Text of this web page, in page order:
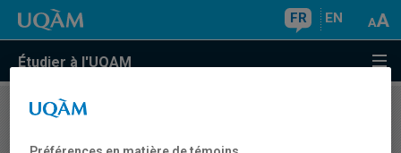
FR EN
Étudier à l'UQAM
COURS//